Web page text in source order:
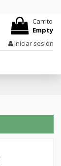
Carrito
Empty
Iniciar sesión